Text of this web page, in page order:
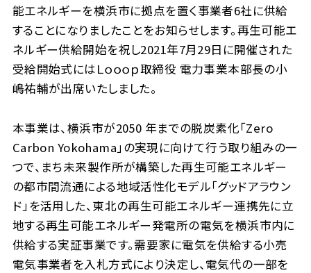
能エネルギーを横浜市に拠点を置く事業者6社に供給
することになりましたことをお知らせします。再生可能エ
ネルギー供給開始を祝し2021年7月29日に開催された
受給開始式にはＬｏｏｏｐ取締役 電力事業本部長の小
嶋祐輔が出席いたしました。
本事業は、横浜市が2050 年までの脱炭素化「Zero
Carbon Yokohama」の実現に向けて行う取り組みの⼀
つで、まち未来製作所が構築した再生可能エネルギー
の都市間流通による地域活性化モデル「グッドアラウン
ド」を活用した、東北の再生可能エネルギー連携先に立
地する再生可能エネルギー発電所の電気を横浜市内に
供給する実証事業です。需要家に電気を供給する小売
電気事業者を入札方式により決定し、電気代の一部を